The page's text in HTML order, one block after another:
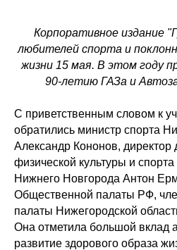
Корпоративное издание
любителей спорта и
жизни 15 мая. В этом году
90-летию ГАЗа и
С приветственным словом к
обратились министр спорта
Александр Кононов, директор
физической культуры и
Нижнего Новгорода Антон
Общественной палаты РФ,
палаты Нижегородской
Она отметила большой вклад
развитие здорового образа